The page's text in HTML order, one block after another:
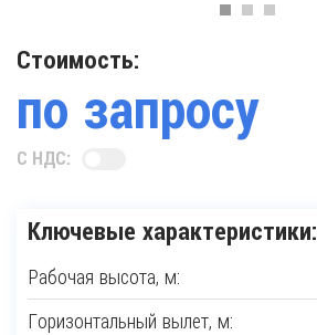
Ключевые характеристики:
Рабочая высота, м:
Горизонтальный вылет, м:
Стоимость:
по запросу
С НДС: